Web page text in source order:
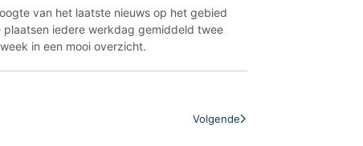
van het laatste nieuws op het gebied
iedere werkdag gemiddeld twee
in een mooi overzicht.
Volgende